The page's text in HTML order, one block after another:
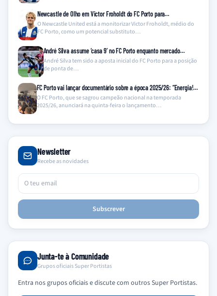
Newcastle de Olho em Victor Froholdt do FC Porto para…
O Newcastle United está a monitorizar Victor Froholdt, médio do
FC Porto, como um potencial substituto…
André Silva assume ‘casa 9’ no FC Porto enquanto mercado…
André Silva tem sido a aposta inicial do FC Porto para a posição
de ponta de…
FC Porto vai lançar documentário sobre a época 2025/26: “Energia!…
O FC Porto, que se sagrou campeão nacional na temporada
2025/26, anunciará na quinta-feira o lançamento…
Newsletter
Recebe as novidades
Subscrever
Junta-te à Comunidade
Grupos oficiais Super Portistas
Entra nos grupos oficiais e discute com outros Super Portistas.